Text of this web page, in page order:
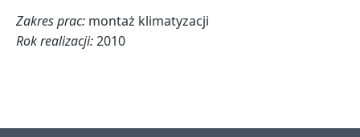
Zakres prac: montaż klimatyzacji
Rok realizacji:2010